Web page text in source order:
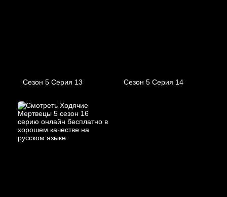
Сезон 5 Серия 13 Сезон 5 Серия 14